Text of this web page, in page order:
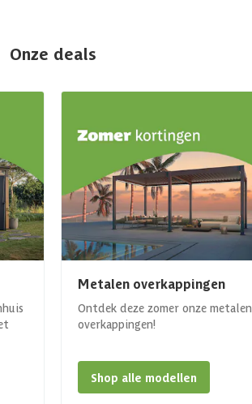
Onze deals
Metalen overkappingen
Ontdek deze zomer onze metalen
overkappingen!
Shop alle modellen